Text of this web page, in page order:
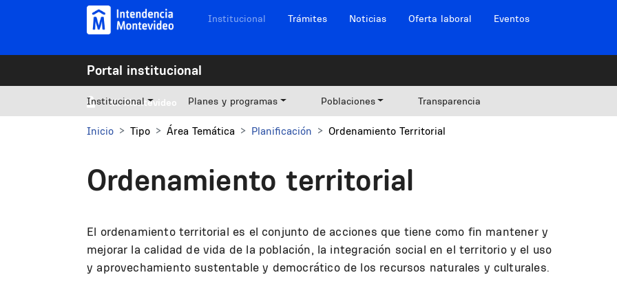
Pasar al contenido principal Navegación sitios
Institucional Trámites Noticias Oferta laboral Eventos
Portal institucional
Mi Montevideo
Institucional Planes y programas Poblaciones Transparencia
Inicio Tipo Área Temática Planificación Ordenamiento Territorial
Ordenamiento territorial
El ordenamiento territorial es el conjunto de acciones que tiene como fin mantener y
mejorar la calidad de vida de la población, la integración social en el territorio y el uso
y aprovechamiento sustentable y democrático de los recursos naturales y culturales.